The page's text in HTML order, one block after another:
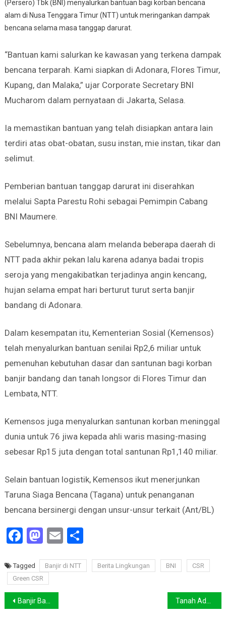
Bantuan
Untuk
Korban
NTT
(Persero) Tbk (BNI) menyalurkan bantuan bagi korban bencana
alam di Nusa Tenggara Timur (NTT) untuk meringankan dampak
bencana selama masa tanggap darurat.
“Bantuan kami salurkan ke kawasan yang terkena dampak
bencana terparah. Kami siapkan di Adonara, Flores Timur,
Kupang, dan Malaka,” ujar Corporate Secretary BNI
Mucharom dalam pernyataan di Jakarta, Selasa.
Ia memastikan bantuan yang telah disiapkan antara lain
terdiri atas obat-obatan, susu instan, mie instan, tikar dan
selimut.
Pemberian bantuan tanggap darurat ini diserahkan
melalui Sapta Parestu Rohi sebagai Pemimpin Cabang
BNI Maumere.
Sebelumnya, bencana alam melanda beberapa daerah di
NTT pada akhir pekan lalu karena adanya badai tropis
seroja yang mengakibatkan terjadinya angin kencang,
hujan selama empat hari berturut turut serta banjir
bandang di Adonara.
Dalam kesempatan itu, Kementerian Sosial (Kemensos)
telah menyalurkan bantuan senilai Rp2,6 miliar untuk
pemenuhan kebutuhan dasar dan santunan bagi korban
banjir bandang dan tanah longsor di Flores Timur dan
Lembata, NTT.
Kemensos juga menyalurkan santunan korban meninggal
dunia untuk 76 jiwa kepada ahli waris masing-masing
sebesar Rp15 juta dengan total santunan Rp1,140 miliar.
Selain bantuan logistik, Kemensos ikut menerjunkan
Taruna Siaga Bencana (Tagana) untuk penanganan
bencana bersinergi dengan unsur-unsur terkait (Ant/BL)
Facebook
Mastodon
EmailShare
Tagged Banjir di NTT Berita Lingkungan BNI
CSR
Green CSR
Navigasi
Banjir Bandang di NTT, 128 Orang Dilaporkan Tewas